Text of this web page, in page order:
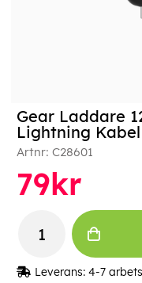
Gear Laddare
Lightning
Artnr: C28601
79kr
Leverans: 4-7